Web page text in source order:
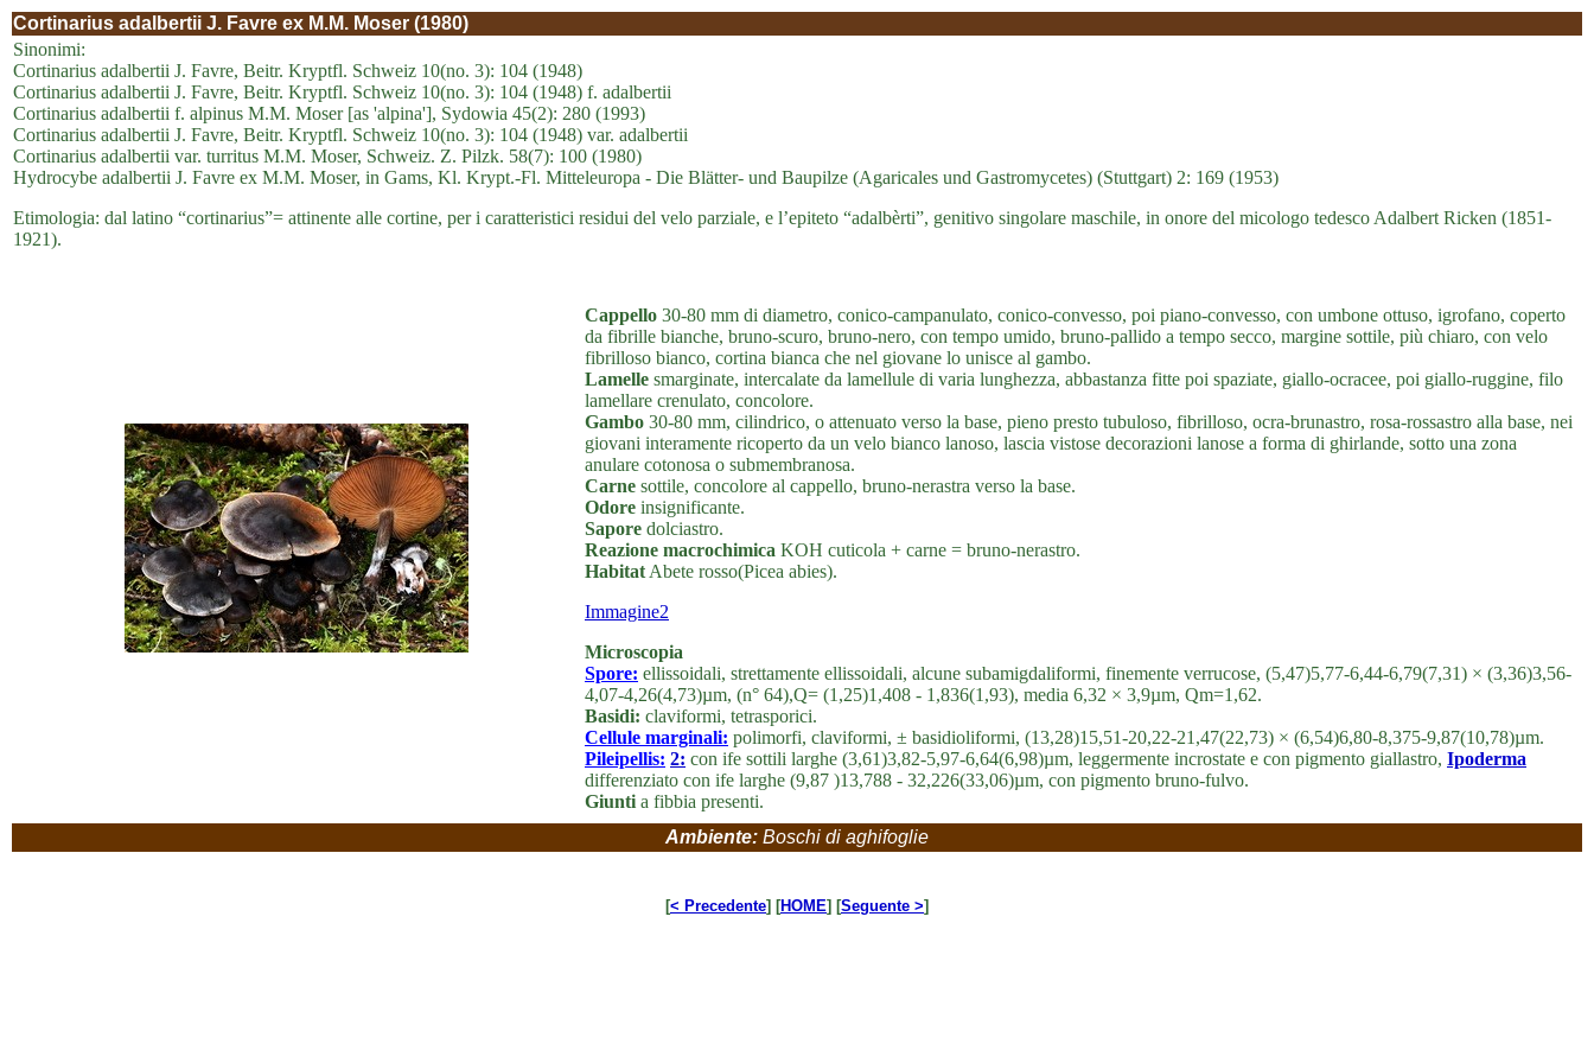
Cortinarius adalbertii J. Favre ex M.M. Moser (1980)
Sinonimi:
Cortinarius adalbertii J. Favre, Beitr. Kryptfl. Schweiz 10(no. 3): 104 (1948)
Cortinarius adalbertii J. Favre, Beitr. Kryptfl. Schweiz 10(no. 3): 104 (1948) f. adalbertii
Cortinarius adalbertii f. alpinus M.M. Moser [as 'alpina'], Sydowia 45(2): 280 (1993)
Cortinarius adalbertii J. Favre, Beitr. Kryptfl. Schweiz 10(no. 3): 104 (1948) var. adalbertii
Cortinarius adalbertii var. turritus M.M. Moser, Schweiz. Z. Pilzk. 58(7): 100 (1980)
Hydrocybe adalbertii J. Favre ex M.M. Moser, in Gams, Kl. Krypt.-Fl. Mitteleuropa - Die Blätter- und Baupilze (Agaricales und Gastromycetes) (Stuttgart) 2: 169 (1953)
Etimologia: dal latino “cortinarius”= attinente alle cortine, per i caratteristici residui del velo parziale, e l’epiteto “adalbèrti”, genitivo singolare maschile, in onore del micologo tedesco Adalbert Ricken (1851-
1921).
Cappello 30-80 mm di diametro, conico-campanulato, conico-convesso, poi piano-convesso, con umbone ottuso, igrofano, coperto
da fibrille bianche, bruno-scuro, bruno-nero, con tempo umido, bruno-pallido a tempo secco, margine sottile, più chiaro, con velo
fibrilloso bianco, cortina bianca che nel giovane lo unisce al gambo.
Lamelle smarginate, intercalate da lamellule di varia lunghezza, abbastanza fitte poi spaziate, giallo-ocracee, poi giallo-ruggine, filo
lamellare crenulato, concolore.
Gambo 30-80 mm, cilindrico, o attenuato verso la base, pieno presto tubuloso, fibrilloso, ocra-brunastro, rosa-rossastro alla base, nei
giovani interamente ricoperto da un velo bianco lanoso, lascia vistose decorazioni lanose a forma di ghirlande, sotto una zona
anulare cotonosa o submembranosa.
Carne sottile, concolore al cappello, bruno-nerastra verso la base.
Odore insignificante.
Sapore dolciastro.
Reazione macrochimica KOH cuticola + carne = bruno-nerastro.
Habitat Abete rosso(Picea abies).
Immagine2
Microscopia
Spore: ellissoidali, strettamente ellissoidali, alcune subamigdaliformi, finemente verrucose, (5,47)5,77-6,44-6,79(7,31) × (3,36)3,56-
4,07-4,26(4,73)µm, (n° 64),Q= (1,25)1,408 - 1,836(1,93), media 6,32 × 3,9µm, Qm=1,62.
Basidi: claviformi, tetrasporici.
Cellule marginali: polimorfi, claviformi, ± basidioliformi, (13,28)15,51-20,22-21,47(22,73) × (6,54)6,80-8,375-9,87(10,78)µm.
Pileipellis: 2: con ife sottili larghe (3,61)3,82-5,97-6,64(6,98)µm, leggermente incrostate e con pigmento giallastro, Ipoderma
differenziato con ife larghe (9,87 )13,788 - 32,226(33,06)µm, con pigmento bruno-fulvo.
Giunti a fibbia presenti.
Ambiente: Boschi di aghifoglie
[< Precedente] [HOME] [Seguente >]